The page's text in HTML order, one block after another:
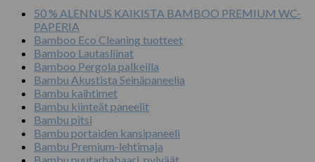
50 % ALENNUS KAIKISTA BAMBOO PREMIUM WC-
PAPERIA
Bamboo Eco Cleaning tuotteet
Bamboo Lautasliinat
Bamboo Pergola palkeilla
Bambu Akustista Seinäpaneelia
Bambu kaihtimet
Bambu kiinteät paneelit
Bambu pitsi
Bambu portaiden kansipaneeli
Bambu Premium-lehtimaja